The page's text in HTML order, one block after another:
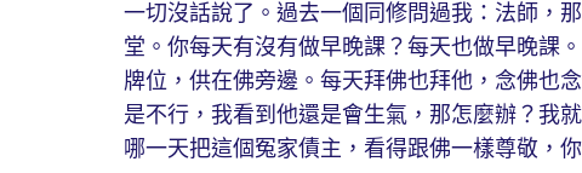
一切沒話說了。過去一個同修問過我：法師，
堂。你每天有沒有做早晚課？每天也做早晚課
牌位，供在佛旁邊。每天拜佛也拜他，念佛也
是不行，我看到他還是會生氣，那怎麼辦？我
哪一天把這個冤家債主，看得跟佛一樣尊敬，